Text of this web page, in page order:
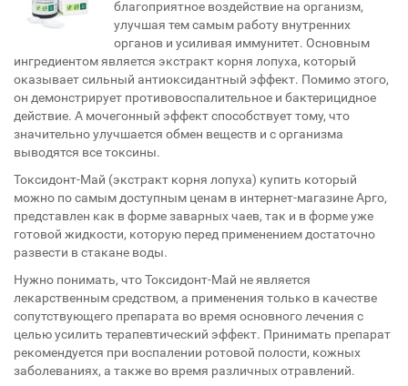
благоприятное воздействие на организм,
улучшая тем самым работу внутренних
органов и усиливая иммунитет. Основным
ингредиентом является экстракт корня лопуха, который
оказывает сильный антиоксидантный эффект. Помимо этого,
он демонстрирует противовоспалительное и бактерицидное
действие. А мочегонный эффект способствует тому, что
значительно улучшается обмен веществ и с организма
выводятся все токсины.
Токсидонт-Май (экстракт корня лопуха) купить который
можно по самым доступным ценам в интернет-магазине Арго,
представлен как в форме заварных чаев, так и в форме уже
готовой жидкости, которую перед применением достаточно
развести в стакане воды.
Нужно понимать, что Токсидонт-Май не является
лекарственным средством, а применения только в качестве
сопутствующего препарата во время основного лечения с
целью усилить терапевтический эффект. Принимать препарат
рекомендуется при воспалении ротовой полости, кожных
заболеваниях, а также во время различных отравлений.